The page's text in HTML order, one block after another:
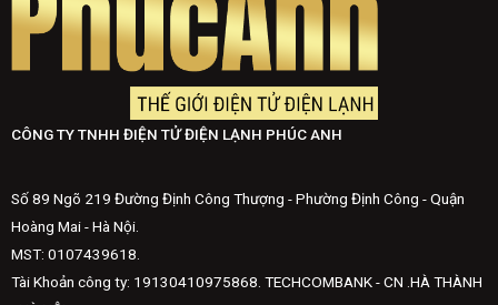
CÔNG TY TNHH ĐIỆN TỬ ĐIỆN LẠNH PHÚC ANH
Số 89 Ngõ 219 Đường Định Công Thượng - Phường Định Công - Quận
Hoàng Mai - Hà Nội.
MST: 0107439618.
Tài Khoản công ty: 19130410975868. TECHCOMBANK - CN .HÀ THÀNH